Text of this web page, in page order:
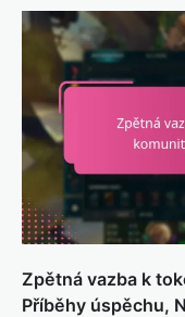
Zpětná vazba k
Příběhy úspěchu,